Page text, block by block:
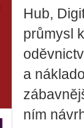
Hub,
prů­my­sl
a
ním